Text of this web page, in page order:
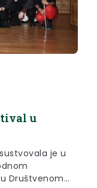
u
je u
Društvenom